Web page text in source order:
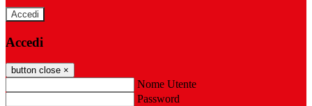
Accedi
Accedi
button close ×
Nome Utente
Password